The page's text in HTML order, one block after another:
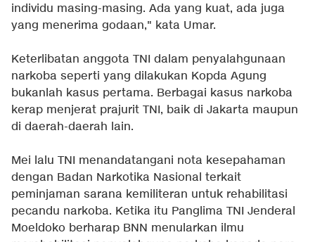
individu masing-masing. Ada yang kuat, ada juga
yang menerima godaan," kata Umar.
Keterlibatan anggota TNI dalam penyalahgunaan
narkoba seperti yang dilakukan Kopda Agung
bukanlah kasus pertama. Berbagai kasus narkoba
kerap menjerat prajurit TNI, baik di Jakarta maupun
di daerah-daerah lain.
Mei lalu TNI menandatangani nota kesepahaman
dengan Badan Narkotika Nasional terkait
peminjaman sarana kemiliteran untuk rehabilitasi
pecandu narkoba. Ketika itu Panglima TNI Jenderal
Moeldoko berharap BNN menularkan ilmu